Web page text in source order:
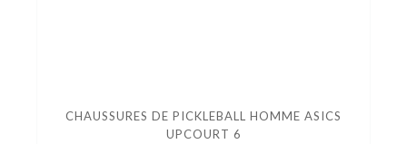
CHAUSSURES DE PICKLEBALL HOMME ASICS
UPCOURT 6